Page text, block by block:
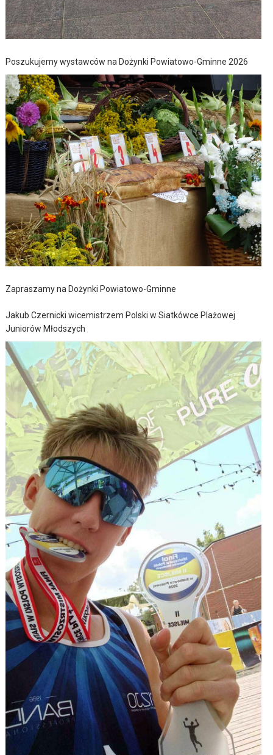
Poszukujemy wystawców na Dożynki Powiatowo-Gminne 2026
Zapraszamy na Dożynki Powiatowo-Gminne
Jakub Czernicki wicemistrzem Polski w Siatkówce Plażowej
Juniorów Młodszych